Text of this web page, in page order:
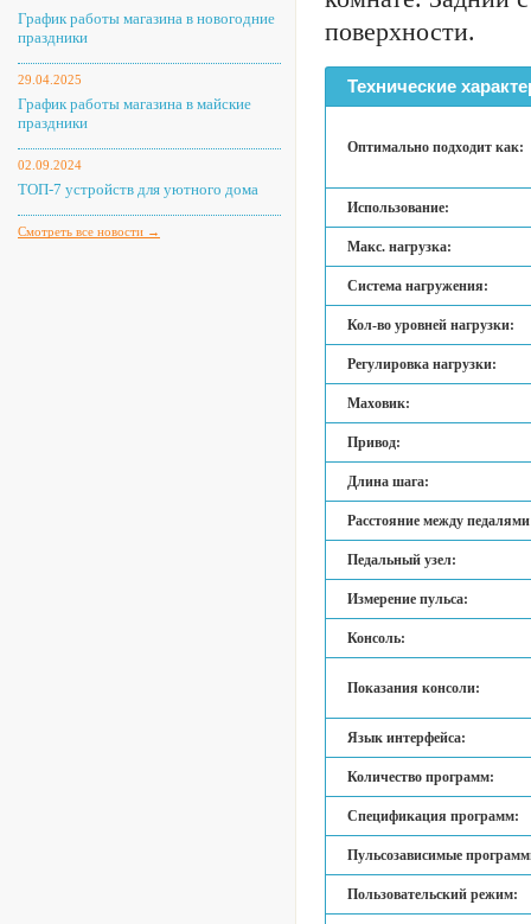
График работы магазина в новогодние
праздники
29.04.2025
График работы магазина в майские
праздники
02.09.2024
ТОП-7 устройств для уютного дома
Смотреть все новости →
поверхности.
Технические
Оптимально подходит как:
Использование:
Макс. нагрузка:
Система нагружения:
Кол-во уровней нагрузки:
Регулировка нагрузки:
Маховик:
Привод:
Длина шага:
Расстояние между
Педальный узел:
Измерение пульса:
Консоль:
Показания консоли:
Язык интерфейса:
Количество программ:
Спецификация программ:
Пульсозависимые
Пользовательский режим: